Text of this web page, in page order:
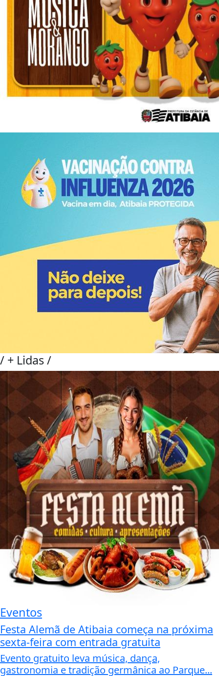
/ + Lidas/
Eventos
Festa Alemã de Atibaia começa na próxima
sexta-feira com entrada gratuita
Evento gratuito leva música, dança,
gastronomia e tradição germânica ao Parque...